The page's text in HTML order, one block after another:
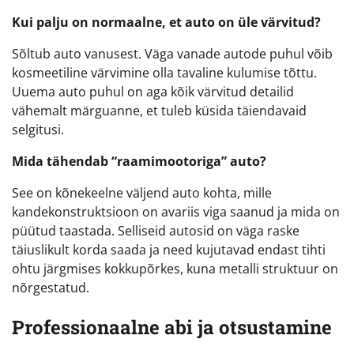
Kui palju on normaalne, et auto on üle värvitud?
Sõltub auto vanusest. Väga vanade autode puhul võib
kosmeetiline värvimine olla tavaline kulumise tõttu.
Uuema auto puhul on aga kõik värvitud detailid
vähemalt märguanne, et tuleb küsida täiendavaid
selgitusi.
Mida tähendab “raamimootoriga” auto?
See on kõnekeelne väljend auto kohta, mille
kandekonstruktsioon on avariis viga saanud ja mida on
püütud taastada. Selliseid autosid on väga raske
täiuslikult korda saada ja need kujutavad endast tihti
ohtu järgmises kokkupõrkes, kuna metalli struktuur on
nõrgestatud.
Professionaalne abi ja otsustamine